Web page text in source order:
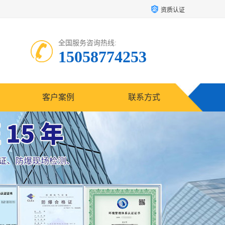
资质认证
全国服务咨询热线:
15058774253
客户案例 联系方式